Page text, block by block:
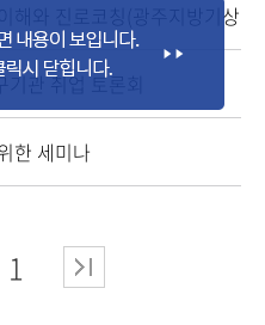
해와 진로코칭(광주지방기상
관 취업 토론회
한 세미나
1